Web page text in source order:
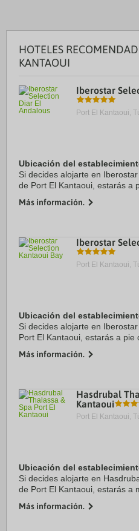
HOTELES
KANTAOUI
Iberostar
Port El Kantaoui,
Ubicación del
Si decides alojarte en
de Port El Kantaoui, estarás a
Water Park. Además, este ...
Más información.
Iberostar
Port El Kantaoui,
Ubicación del
Si decides alojarte en
Port El Kantaoui, estarás a pie
Palace Water Park. Además,
Más información.
Hasdrubal
Kantaoui
Port El Kantaoui,
Ubicación del
Si decides alojarte en
de Port El Kantaoui, estarás a
se encuentra a 1 km de Puerto
Más información.